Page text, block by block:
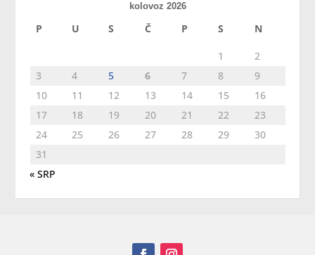
kolovoz 2026
P U S Č P S N
1
2
3
4 5 6 7 8
9
10
11 12 13 14 15
16
17
18 19 20 21 22
23
24
25 26 27 28 29
30
31
« SRP